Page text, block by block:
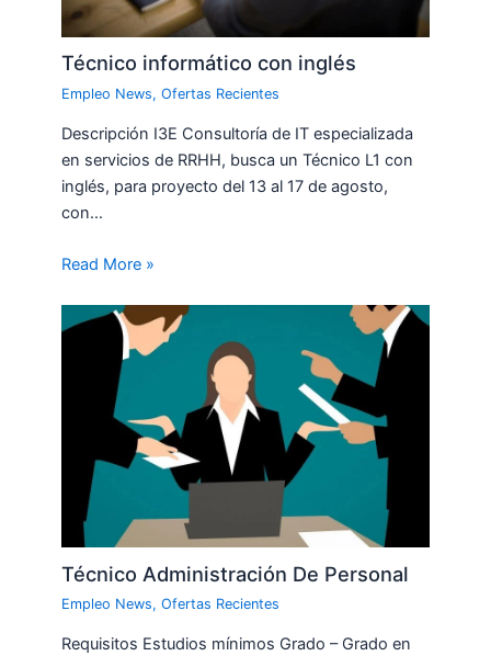
Técnico informático con inglés
Empleo News,Ofertas Recientes
Descripción I3E Consultoría de IT especializada
en servicios de RRHH, busca un Técnico L1 con
inglés, para proyecto del 13 al 17 de agosto,
con…
Read More »
Técnico Administración De Personal
Empleo News,Ofertas Recientes
Requisitos Estudios mínimos Grado – Grado en